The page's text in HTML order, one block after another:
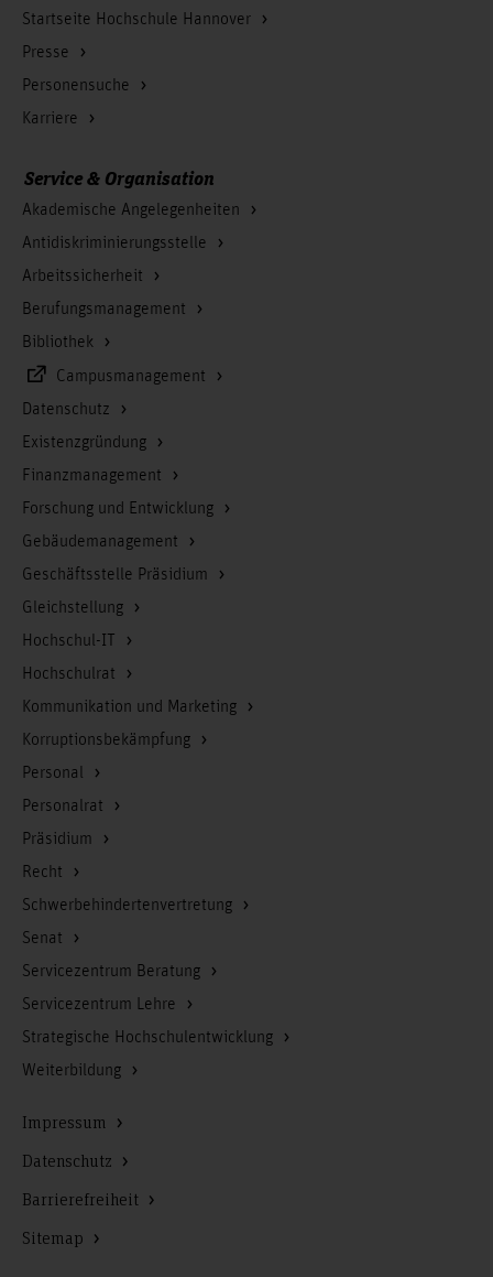
Startseite Hochschule Hannover
Presse
Personensuche
Karriere
Service & Organisation
Akademische Angelegenheiten
Antidiskriminierungsstelle
Arbeitssicherheit
Berufungsmanagement
Bibliothek
Campusmanagement
Datenschutz
Existenzgründung
Finanzmanagement
Forschung und Entwicklung
Gebäudemanagement
Geschäftsstelle Präsidium
Gleichstellung
Hochschul-IT
Hochschulrat
Kommunikation und Marketing
Korruptionsbekämpfung
Personal
Personalrat
Präsidium
Recht
Schwerbehindertenvertretung
Senat
Servicezentrum Beratung
Servicezentrum Lehre
Strategische Hochschulentwicklung
Weiterbildung
Impressum
Datenschutz
Barrierefreiheit
Sitemap